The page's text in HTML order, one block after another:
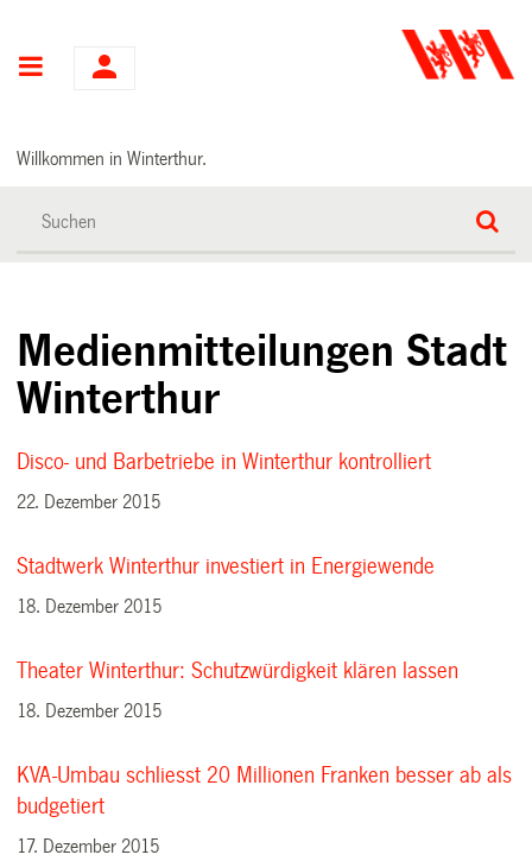
Hauptnavigation
Willkommen in Winterthur.
Medienmitteilungen Stadt
Winterthur
Disco- und Barbetriebe in Winterthur kontrolliert
22. Dezember 2015
Stadtwerk Winterthur investiert in Energiewende
18. Dezember 2015
Theater Winterthur: Schutzwürdigkeit klären lassen
18. Dezember 2015
KVA-Umbau schliesst 20 Millionen Franken besser ab als
budgetiert
17. Dezember 2015